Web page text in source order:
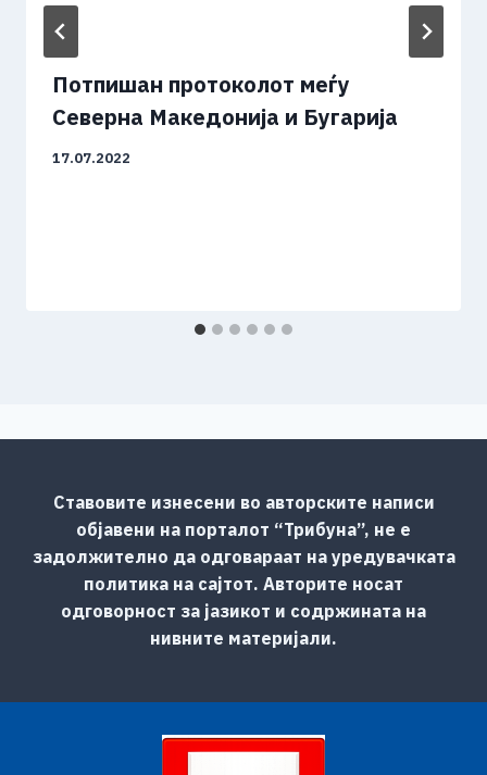
Потпишан протоколот меѓу
Северна Македонија и Бугарија
17.07.2022
Ставовите изнесени во авторските написи
објавени на порталот “Трибуна”, не е
задолжително да одговараат на уредувачката
политика на сајтот. Авторите носат
одговорност за јазикот и содржината на
нивните материјали.